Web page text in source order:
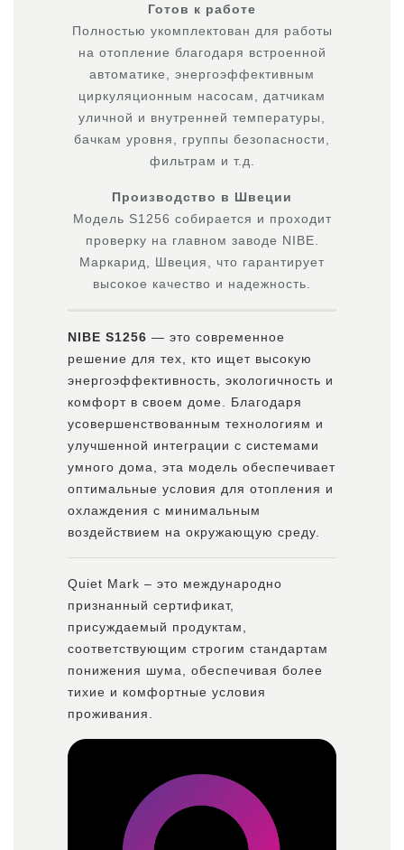
Готов к работе
Полностью укомплектован для работы
на отопление благодаря встроенной
автоматике, энергоэффективным
циркуляционным насосам, датчикам
уличной и внутренней температуры,
бачкам уровня, группы безопасности,
фильтрам и т.д.
Производство в Швеции
Модель S1256 собирается и проходит
проверку на главном заводе NIBE.
Маркарид, Швеция, что гарантирует
высокое качество и надежность.
NIBE S1256 — это современное
решение для тех, кто ищет высокую
энергоэффективность, экологичность и
комфорт в своем доме. Благодаря
усовершенствованным технологиям и
улучшенной интеграции с системами
умного дома, эта модель обеспечивает
оптимальные условия для отопления и
охлаждения с минимальным
воздействием на окружающую среду.
Quiet Mark – это международно
признанный сертификат,
присуждаемый продуктам,
соответствующим строгим стандартам
понижения шума, обеспечивая более
тихие и комфортные условия
проживания.